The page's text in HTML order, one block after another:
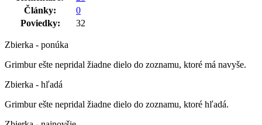
Články:
0
Poviedky:
32
Zbierka - ponúka
Grimbur ešte nepridal žiadne dielo do zoznamu, ktoré má navyše.
Zbierka - hľadá
Grimbur ešte nepridal žiadne dielo do zoznamu, ktoré hľadá.